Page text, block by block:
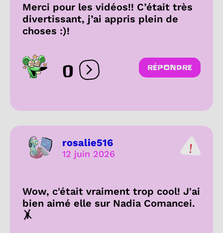
Merci pour les vidéos!! C’était très
divertissant, j’ai appris plein de
choses :)!
0 Ouvrir les réactions
RÉPONDRE
rosalie516
12 juin 2026
Wow, c'était vraiment trop cool! J'ai
bien aimé elle sur Nadia Comancei.
🤸